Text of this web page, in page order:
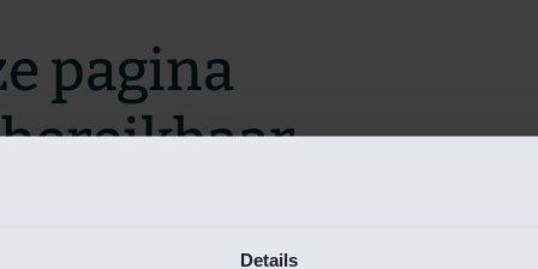
Details
pagina
zo snel mogelijk te verhelpen.